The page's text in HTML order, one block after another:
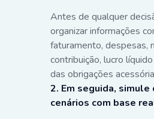
Antes de qualquer
organizar informações
faturamento, despesas,
contribuição, lucro
das obrigações
2. Em seguida, simule
cenários com base